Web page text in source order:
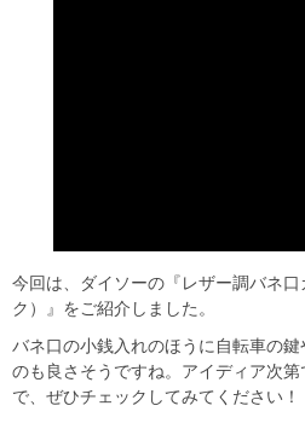
今回は、ダイソーの『レザー調バネ
ク）』をご紹介しました。
バネ口の小銭入れのほうに自転車の
のも良さそうですね。アイディア次
で、ぜひチェックしてみてください！